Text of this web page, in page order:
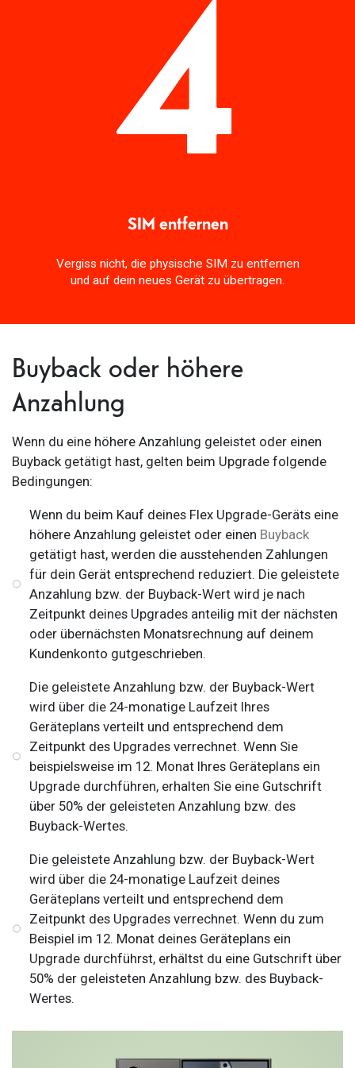
SIM entfernen
Vergiss nicht, die physische SIM zu entfernen
und auf dein neues Gerät zu übertragen.
Buyback oder höhere
Anzahlung
Wenn du eine höhere Anzahlung geleistet oder einen
Buyback getätigt hast, gelten beim Upgrade folgende
Bedingungen:
Wenn du beim Kauf deines Flex Upgrade-Geräts eine
höhere Anzahlung geleistet oder einen Buyback
getätigt hast, werden die ausstehenden Zahlungen
für dein Gerät entsprechend reduziert. Die geleistete
Anzahlung bzw. der Buyback-Wert wird je nach
Zeitpunkt deines Upgrades anteilig mit der nächsten
oder übernächsten Monatsrechnung auf deinem
Kundenkonto gutgeschrieben.
Die geleistete Anzahlung bzw. der Buyback-Wert
wird über die 24-monatige Laufzeit Ihres
Geräteplans verteilt und entsprechend dem
Zeitpunkt des Upgrades verrechnet. Wenn Sie
beispielsweise im 12. Monat Ihres Geräteplans ein
Upgrade durchführen, erhalten Sie eine Gutschrift
über 50% der geleisteten Anzahlung bzw. des
Buyback-Wertes.
Die geleistete Anzahlung bzw. der Buyback-Wert
wird über die 24-monatige Laufzeit deines
Geräteplans verteilt und entsprechend dem
Zeitpunkt des Upgrades verrechnet. Wenn du zum
Beispiel im 12. Monat deines Geräteplans ein
Upgrade durchführst, erhältst du eine Gutschrift über
50% der geleisteten Anzahlung bzw. des Buyback-
Wertes.